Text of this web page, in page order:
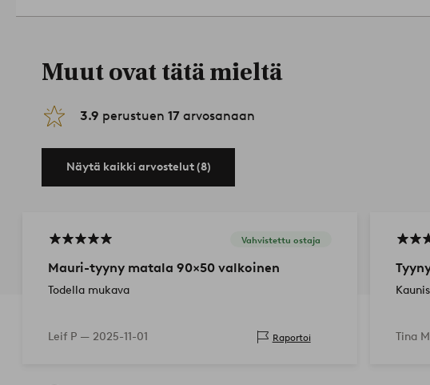
Muut ovat tätä mieltä
3.9 perustuen 17 arvosanaan
Näytä kaikki arvostelut (8)
Vahvistettu ostaja
Mauri-tyyny matala 90×50 valkoinen
Todella mukava
Leif P — 2025-11-01 Raportoi
Kaunis
Tina